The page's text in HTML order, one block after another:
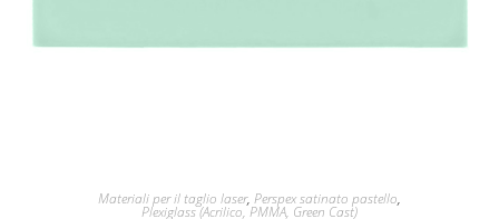
Materiali per il taglio laser, Perspex satinato pastello,
Plexiglass (Acrilico, PMMA, Green Cast)